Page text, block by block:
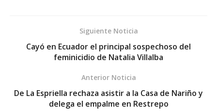
Siguiente Noticia
Cayó en Ecuador el principal sospechoso del
feminicidio de Natalia Villalba
Anterior Noticia
De La Espriella rechaza asistir a la Casa de Nariño y
delega el empalme en Restrepo